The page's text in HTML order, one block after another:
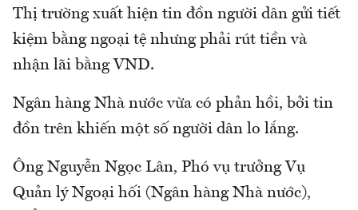
Thị trường xuất hiện tin đồn người dân gửi tiết
kiệm bằng ngoại tệ nhưng phải rút tiền và
nhận lãi bằng VND.
Ngân hàng Nhà nước vừa có phản hồi, bởi tin
đồn trên khiến một số người dân lo lắng.
Ông Nguyễn Ngọc Lân, Phó vụ trưởng Vụ
Quản lý Ngoại hối (Ngân hàng Nhà nước),